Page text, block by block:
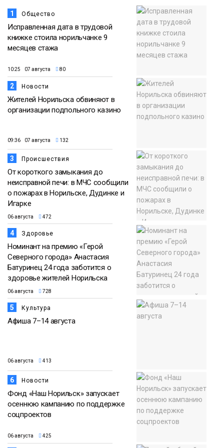
1 Общество
Исправленная дата в трудовой
книжке стоила норильчанке 9
месяцев стажа
10:25 07 августа 80
2 Новости
Жителей Норильска обвиняют в
организации подпольного казино
09:36 07 августа 132
3 Происшествия
От короткого замыкания до
неисправной печи: в МЧС сообщили
о пожарах в Норильске, Дудинке и
Игарке
06 августа 472
4 Здоровье
Номинант на премию «Герой
Северного города» Анастасия
Батуринец 24 года заботится о
здоровье жителей Норильска
06 августа 728
5 Культура
Афиша 7–14 августа
06 августа 413
6 Новости
Фонд «Наш Норильск» запускает
осеннюю кампанию по поддержке
соцпроектов
06 августа 425